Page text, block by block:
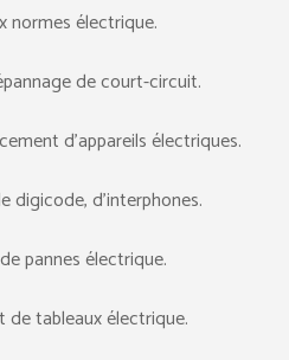
normes électrique.
de court-circuit.
d’appareils électriques.
digicode, d’interphones.
pannes électrique.
de tableaux électrique.